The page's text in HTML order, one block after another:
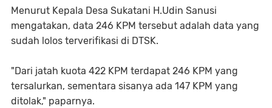
Menurut Kepala Desa Sukatani H.Udin Sanusi
mengatakan, data 246 KPM tersebut adalah data yang
sudah lolos terverifikasi di DTSK.
"Dari jatah kuota 422 KPM terdapat 246 KPM yang
tersalurkan, sementara sisanya ada 147 KPM yang
ditolak," paparnya.